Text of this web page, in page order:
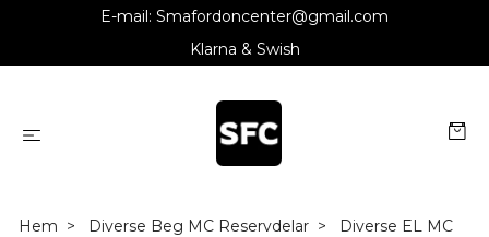
E-mail: Smafordoncenter@gmail.com
Klarna & Swish
Hem Diverse Beg MC Reservdelar
Diverse EL MC